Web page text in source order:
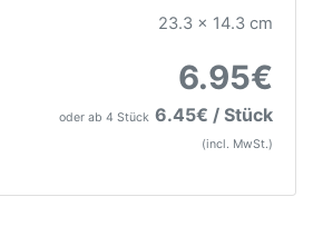
23.3 x 14.3 cm
6.95€
oder ab 4 Stück 6.45€ / Stück
(incl. MwSt.)